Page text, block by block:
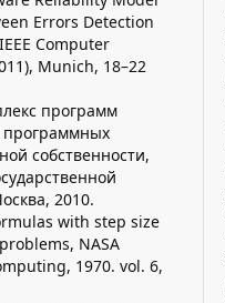
Errors Detection
Computer
Munich, 18–22
программ
программных
собственности,
2010.
with step size
NASA
1970. vol. 6,